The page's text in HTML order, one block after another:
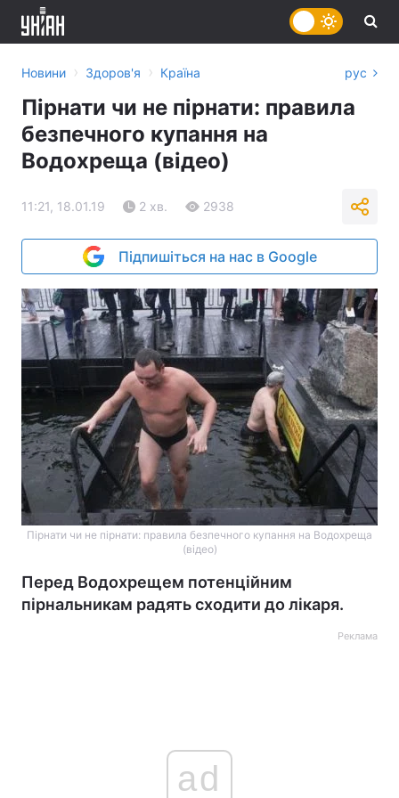
Новини › Здоров'я › Країна рус
Пірнати чи не пірнати: правила
безпечного купання на
Водохреща (відео)
11:21, 18.01.19 2 хв. 2938
Підпишіться на нас в Google
Пірнати чи не пірнати: правила безпечного купання на Водохреща
(відео)
Перед Водохрещем потенційним
пірнальникам радять сходити до лікаря.
Реклама
ad